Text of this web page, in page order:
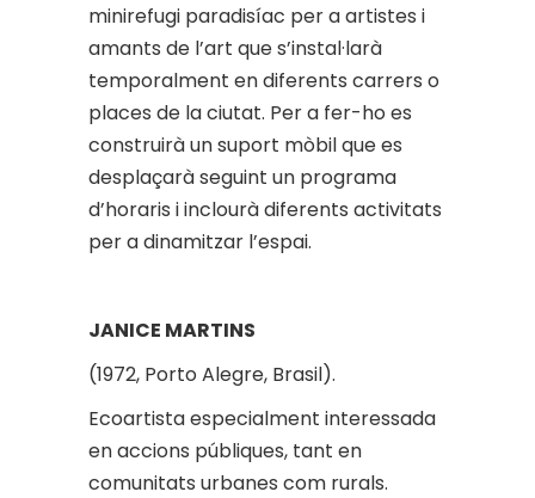
minirefugi paradisíac per a artistes i
amants de l’art que s’instal·larà
temporalment en diferents carrers o
places de la ciutat. Per a fer-ho es
construirà un suport mòbil que es
desplaçarà seguint un programa
d’horaris i inclourà diferents activitats
per a dinamitzar l’espai.
JANICE MARTINS
(1972, Porto Alegre, Brasil).
Ecoartista especialment interessada
en accions públiques, tant en
comunitats urbanes com rurals.